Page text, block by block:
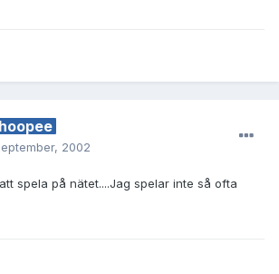
2002
spela på nätet....Jag spelar inte så ofta